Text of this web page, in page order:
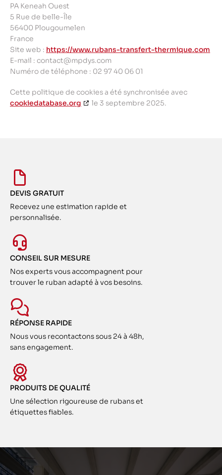
PA Keneah Ouest
5 Rue de belle-Île
56400 Plougoumelen
France
Site web : https://www.rubans-transfert-thermique.com
E-mail : contact@mpdys.com
Numéro de téléphone : 02 97 40 06 01
Cette politique de cookies a été synchronisée avec
cookiedatabase.org
le 3 septembre 2025.
DEVIS GRATUIT
Recevez une estimation rapide et
personnalisée.
CONSEIL SUR MESURE
Nos experts vous accompagnent pour
trouver le ruban adapté à vos besoins.
RÉPONSE RAPIDE
Nous vous recontactons sous 24 à 48h,
sans engagement.
PRODUITS DE QUALITÉ
Une sélection rigoureuse de rubans et
étiquettes fiables.